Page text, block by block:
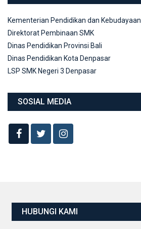
Kementerian Pendidikan dan Kebudayaan
Direktorat Pembinaan SMK
Dinas Pendidikan Provinsi Bali
Dinas Pendidikan Kota Denpasar
LSP SMK Negeri 3 Denpasar
SOSIAL MEDIA
HUBUNGI KAMI